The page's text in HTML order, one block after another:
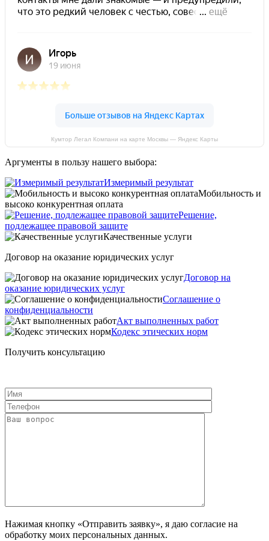
Кумтор Легал Компани на карте Москвы — Яндекс Карты
Аргументы в пользу нашего выбора:
Измеримый результат
Мобильность и
высоко конкурентная оплата
Решение,
подлежащее правовой защите
Качественные услуги
Договор на оказание юридических услуг
Договор на
оказание юридических услуг
Соглашение о
конфиденциальности
Акт выполненных работ
Кодекс этических норм
Получить консультацию
Нажимая кнопку «Отправить заявку», я даю согласие на
обработку моих персональных данных.